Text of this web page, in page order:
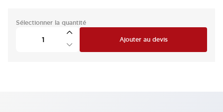
Sélectionner la quantité
Ajouter au devis